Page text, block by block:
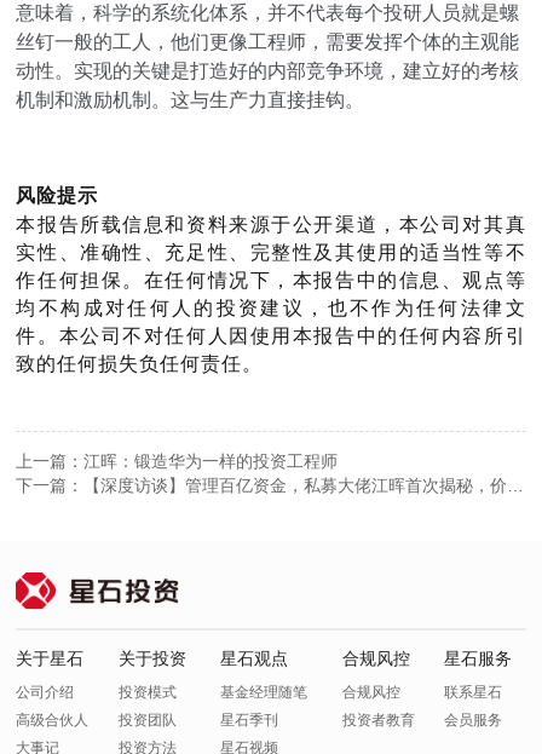
意味着，科学的系统化体系，并不代表每个投研人员就是螺
丝钉一般的工人，他们更像工程师，需要发挥个体的主观能
动性。实现的关键是打造好的内部竞争环境，建立好的考核
机制和激励机制。这与生产力直接挂钩。
风险提示
本报告所载信息和资料来源于公开渠道，本公司对其真
实性、准确性、充足性、完整性及其使用的适当性等不
作任何担保。在任何情况下，本报告中的信息、观点等
均不构成对任何人的投资建议，也不作为任何法律文
件。本公司不对任何人因使用本报告中的任何内容所引
致的任何损失负任何责任。
上一篇：江晖：锻造华为一样的投资工程师
下一篇：【深度访谈】管理百亿资金，私募大佬江晖首次揭秘，价值
关于星石
公司介绍
高级合伙人
大事记
关于投资
投资模式
投资团队
投资方法
星石观点
基金经理随笔
星石季刊
星石视频
合规风控
合规风控
投资者教育
星石服务
联系星石
会员服务